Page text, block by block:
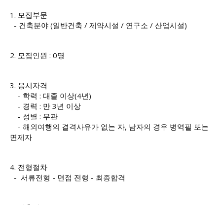
1. 모집부문
- 건축분야 (일반건축 / 제약시설 / 연구소 / 산업시설)
2. 모집인원 : 0명
3. 응시자격
- 학력 : 대졸 이상(4년)
- 경력 : 만 3년 이상
- 성별 : 무관
- 해외여행의 결격사유가 없는 자, 남자의 경우 병역필 또는
면제자
4. 전형절차
- 서류전형 - 면접 전형 - 최종합격